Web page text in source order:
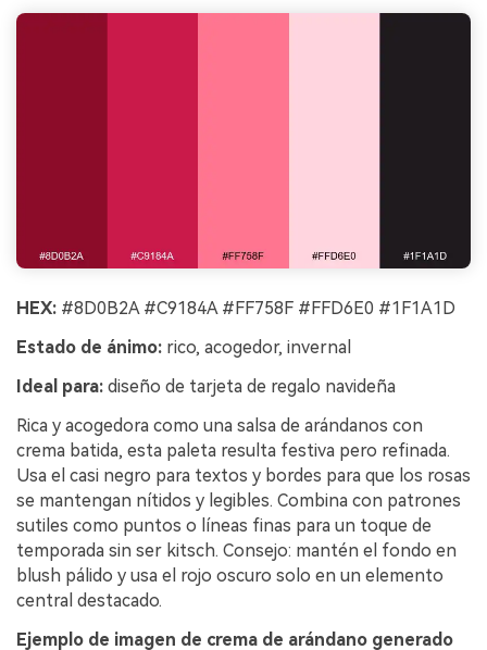
HEX: #8D0B2A #C9184A #FF758F #FFD6E0 #1F1A1D
Estado de ánimo: rico, acogedor, invernal
Ideal para: diseño de tarjeta de regalo navideña
Rica y acogedora como una salsa de arándanos con
crema batida, esta paleta resulta festiva pero refinada.
Usa el casi negro para textos y bordes para que los rosas
se mantengan nítidos y legibles. Combina con patrones
sutiles como puntos o líneas finas para un toque de
temporada sin ser kitsch. Consejo: mantén el fondo en
blush pálido y usa el rojo oscuro solo en un elemento
central destacado.
Ejemplo de imagen de crema de arándano generado